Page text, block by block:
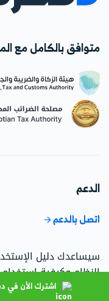
اشترك الأن في
متوافق بالكامل مع
الدعم
اتصل بالدعم
سيساعدك دليل
النظام وكيفية